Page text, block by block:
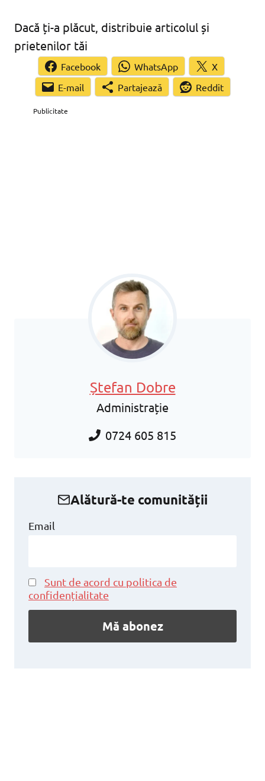
Dacă ți-a plăcut, distribuie articolul și
prietenilor tăi
Facebook WhatsApp
X
Partajează
Reddit
Publicitate
Ștefan Dobre
Administrație
0724 605 815
Alătură-te comunității
Email
Sunt de acord cu politica de
confidențialitate